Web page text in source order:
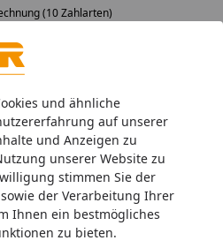
und ähnliche
auf unserer
und Anzeigen zu
unserer Website zu
stimmen Sie der
der Verarbeitung Ihrer
Ihnen ein bestmögliches
zu bieten.
(10 Zahlarten)
Dekorpaneele
pure 4094